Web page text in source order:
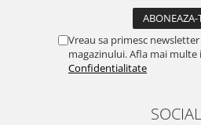
Vreau sa primesc
magazinului. Afla mai multe
Confidentialitate
SOCIAL